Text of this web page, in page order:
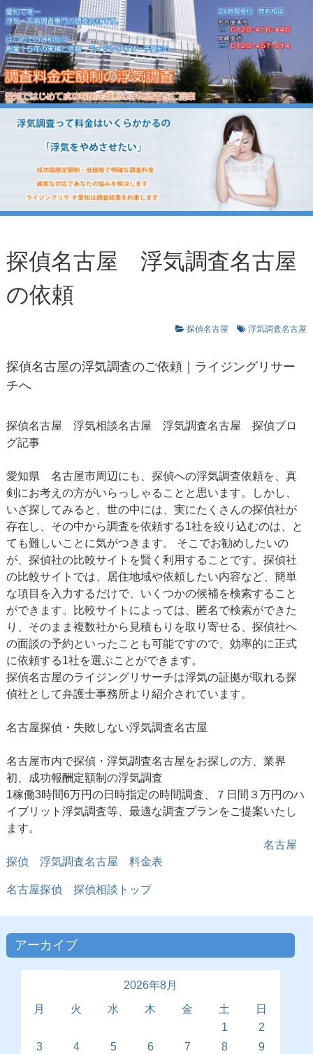
探偵名古屋 浮気調査名古屋
の依頼
探偵名古屋 浮気調査名古屋
探偵名古屋の浮気調査のご依頼｜ライジングリサー
チへ
探偵名古屋 浮気相談名古屋 浮気調査名古屋 探偵ブロ
グ記事
愛知県 名古屋市周辺にも、探偵への浮気調査依頼を、真
剣にお考えの方がいらっしゃることと思います。しかし、
いざ探してみると、世の中には、実にたくさんの探偵社が
存在し、その中から調査を依頼する1社を絞り込むのは、と
ても難しいことに気がつきます。 そこでお勧めしたいの
が、探偵社の比較サイトを賢く利用することです。探偵社
の比較サイトでは、居住地域や依頼したい内容など、簡単
な項目を入力するだけで、いくつかの候補を検索すること
ができます。比較サイトによっては、匿名で検索ができた
り、そのまま複数社から見積もりを取り寄せる、探偵社へ
の面談の予約といったことも可能ですので、効率的に正式
に依頼する1社を選ぶことができます。
探偵名古屋のライジングリサーチは浮気の証拠が取れる探
偵社として弁護士事務所より紹介されています。
名古屋探偵・失敗しない浮気調査名古屋
名古屋市内で探偵・浮気調査名古屋をお探しの方、業界
初、成功報酬定額制の浮気調査
1稼働3時間6万円の日時指定の時間調査、７日間３万円のハ
イブリット浮気調査等、最適な調査プランをご提案いたし
ます。
名古屋
探偵 浮気調査名古屋 料金表
名古屋探偵 探偵相談トップ
アーカイブ
2026年8月
月
火 水 木 金 土
日
1
2
3
4 5 6 7 8
9